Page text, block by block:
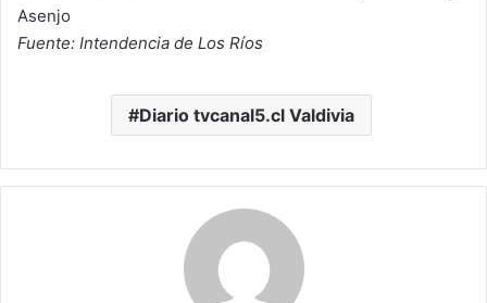
Asenjo
Fuente: Intendencia de Los Ríos
Diario tvcanal5.cl Valdivia